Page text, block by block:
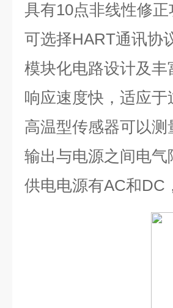
具有10点非线性修
可选择HART通讯协
模块化电路设计及
响应速度快，适应
高温型传感器可以测
输出与电源之间电
供电电源有AC和DC